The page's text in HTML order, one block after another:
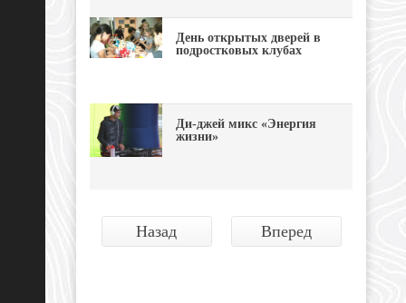
День открытых дверей в
подростковых клубах
Ди-джей микс «Энергия
жизни»
Назад Вперед